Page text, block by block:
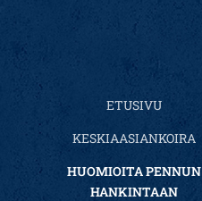
ETUSIVU
KESKIAASIANKOIRA
HUOMIOITA PENNUN
HANKINTAAN